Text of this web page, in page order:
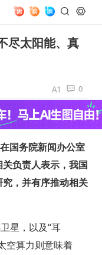
尽太阳能、真
0
在国务院新闻办公室
负责人表示，我国
，并有序推动相关
星，以及“耳
空算力则意味着